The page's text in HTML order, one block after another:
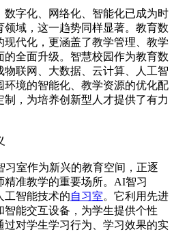
数字化、网络化、智能化已成为时
域，这一趋势同样显著。教育数
代化，更涵盖了教学管理、教学
全面升级。智慧校园作为教育数
联网、大数据、云计算、人工智
境的智能化、教学资源的优化配
，为培养创新型人才提供了有力
室作为新兴的教育空间，正逐
准教学的重要场所。AI智习
工智能技术的自习室。它利用先进
能交互设备，为学生提供个性
对学生学习行为、学习效果的实